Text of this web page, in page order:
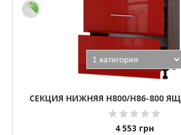
СЕКЦИЯ НИЖНЯЯ Н800/Н86-800
4 553 грн